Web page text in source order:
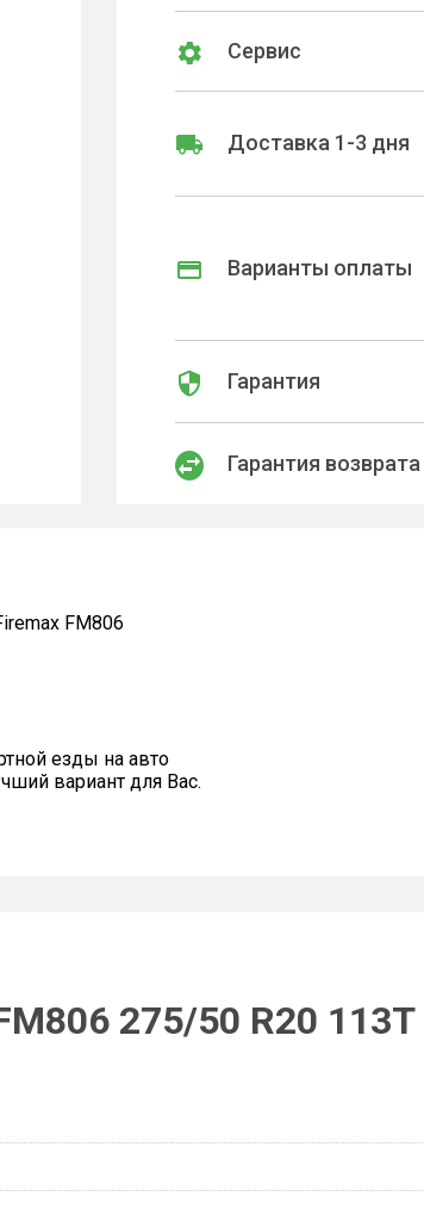
Сервис
Доставка 1-3 дня
Варианты оплаты
Гарантия
Гарантия возврата
FM806
езды на авто
вариант для Вас.
275/50 R20 113T